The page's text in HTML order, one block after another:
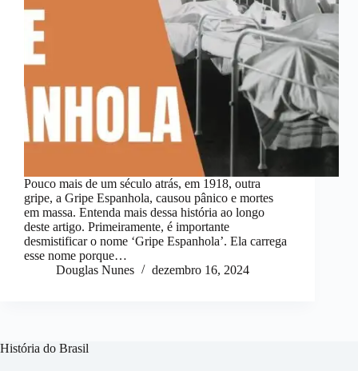
Pouco mais de um século atrás, em 1918, outra
gripe, a Gripe Espanhola, causou pânico e mortes
em massa. Entenda mais dessa história ao longo
deste artigo. Primeiramente, é importante
desmistificar o nome ‘Gripe Espanhola’. Ela carrega
esse nome porque…
Douglas Nunes
dezembro 16, 2024
História do Brasil